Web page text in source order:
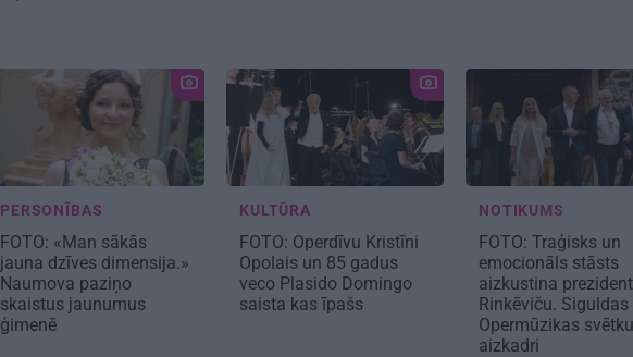
PERSONĪBAS
FOTO: «Man sākās
jauna dzīves dimensija.»
Naumova paziņo
skaistus jaunumus
ģimenē
KULTŪRA
FOTO: Operdīvu Kristīni
Opolais un 85 gadus
veco Plasido Domingo
saista kas īpašs
NOTIKUMS
FOTO: Traģisks un
emocionāls stāsts
aizkustina
Rinkēviču. Siguldas
Opermūzikas svētku
aizkadri